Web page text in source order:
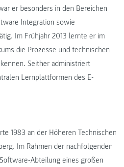
er besonders in den Bereichen
Integration sowie
Im Frühjahr 2013 lernte er im
die Prozesse und technischen
Seither administriert
Lernplattformen des E-
1983 an der Höheren Technischen
Im Rahmen der nachfolgenden
Abteilung eines großen